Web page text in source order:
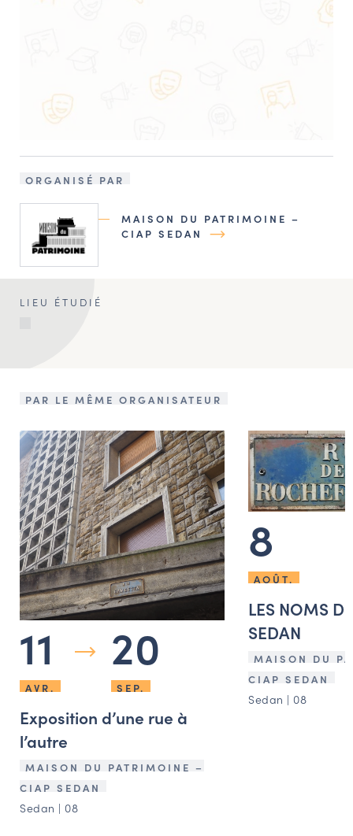
ORGANISÉ PAR
MAISON DU PATRIMOINE –
CIAP SEDAN
LIEU ÉTUDIÉ
PAR LE MÊME ORGANISATEUR
11
AVR.
20
SEP.
Exposition d’une rue à
l’autre
MAISON DU PATRIMOINE –
CIAP SEDAN
Sedan | 08
8
AOÛT.
LES NOMS
SEDAN
MAISON DU
CIAP SEDAN
Sedan | 08